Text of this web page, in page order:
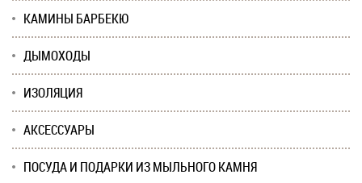
КАМИНЫ БАРБЕКЮ
ДЫМОХОДЫ
ИЗОЛЯЦИЯ
АКСЕССУАРЫ
ПОСУДА И ПОДАРКИ ИЗ МЫЛЬНОГО КАМНЯ